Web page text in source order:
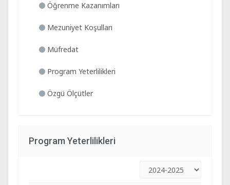
Öğrenme Kazanımları
Mezuniyet Koşulları
Müfredat
Program Yeterlilikleri
Özgü Ölçütler
Program Yeterlilikleri